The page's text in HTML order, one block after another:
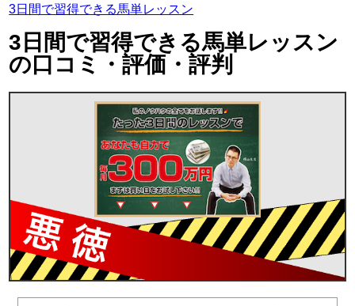
3日間で習得できる馬単レッスン
3日間で習得できる馬単レッスン
の口コミ・評価・評判